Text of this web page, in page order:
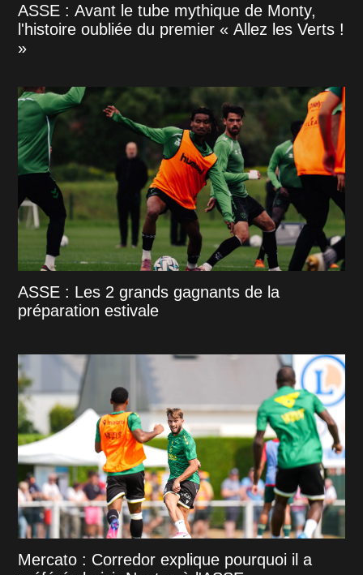
ASSE : Avant le tube mythique de Monty,
l'histoire oubliée du premier « Allez les Verts !
»
ASSE : Les 2 grands gagnants de la
préparation estivale
Mercato : Corredor explique pourquoi il a